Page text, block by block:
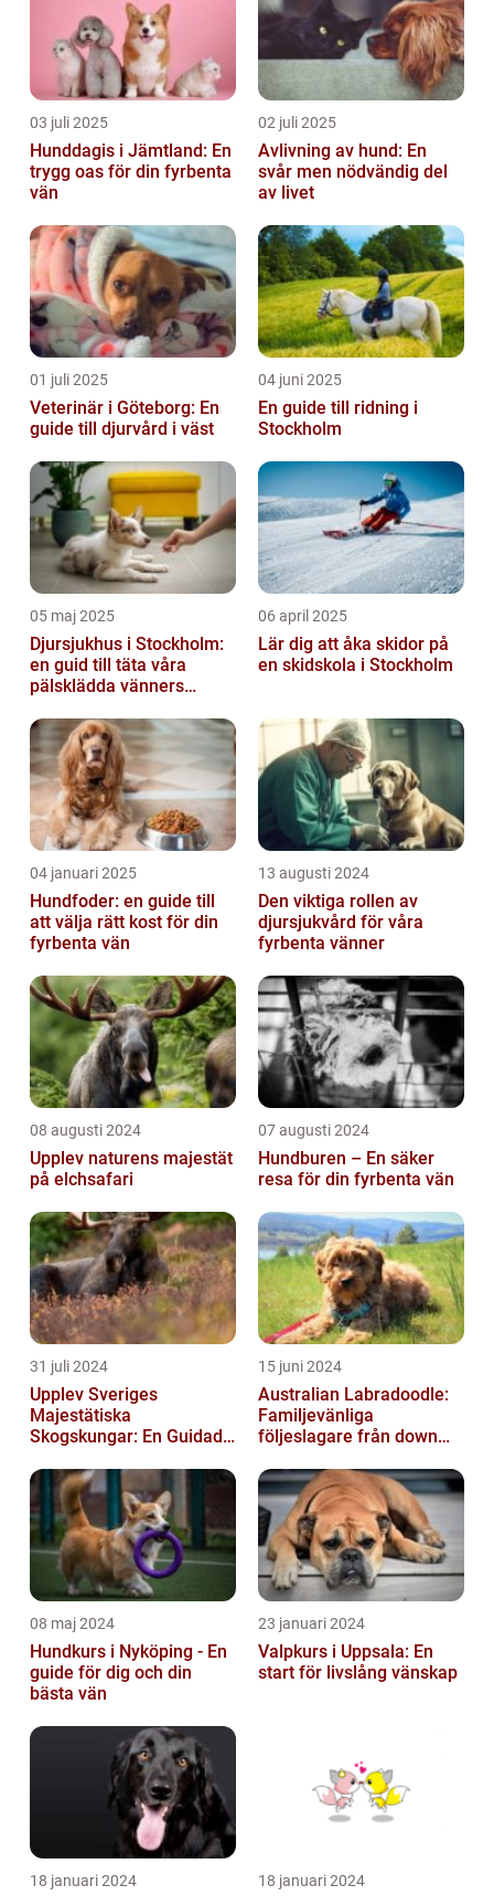
03 juli 2025
Hunddagis i Jämtland: En
trygg oas för din fyrbenta
vän
02 juli 2025
Avlivning av hund: En
svår men nödvändig del
av livet
01 juli 2025
Veterinär i Göteborg: En
guide till djurvård i väst
04 juni 2025
En guide till ridning i
Stockholm
05 maj 2025
Djursjukhus i Stockholm:
en guid till täta våra
pälsklädda vänners
06 april 2025
Lär dig att åka skidor på
en skidskola i Stockholm
04 januari 2025
Hundfoder: en guide till
att välja rätt kost för din
fyrbenta vän
13 augusti 2024
Den viktiga rollen av
djursjukvård för våra
fyrbenta vänner
08 augusti 2024
Upplev naturens majestät
på elchsafari
07 augusti 2024
Hundburen – En säker
resa för din fyrbenta vän
31 juli 2024
Upplev Sveriges
Majestätiska
Skogskungar: En Guidad
15 juni 2024
Australian Labradoodle:
Familjevänliga
följeslagare från down
08 maj 2024
Hundkurs i Nyköping - En
guide för dig och din
bästa vän
23 januari 2024
Valpkurs i Uppsala: En
start för livslång vänskap
18 januari 2024 18 januari 2024